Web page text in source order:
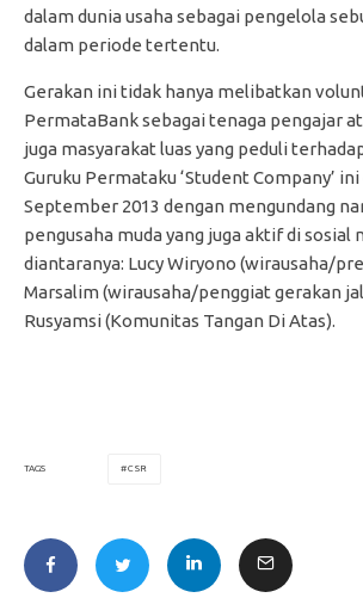
dalam dunia usaha sebagai pengelola
dalam periode tertentu.
Gerakan ini tidak hanya melibatkan
PermataBank sebagai tenaga pengajar
juga masyarakat luas yang peduli
Guruku Permataku ‘Student Company’
September 2013 dengan mengundang
pengusaha muda yang juga aktif di sosial
diantaranya: Lucy Wiryono (wirausaha/
Marsalim (wirausaha/penggiat gerakan
Rusyamsi (Komunitas Tangan Di Atas).
TAGS CSR